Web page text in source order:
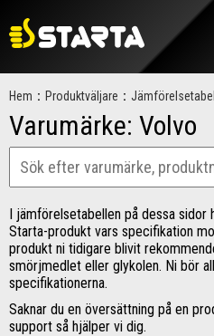
Hem : Produktväljare : Jämförelsetabell
Varumärke: Volvo
I jämförelsetabellen på dessa sidor
Starta-produkt vars specifikation
produkt ni tidigare blivit
smörjmedlet eller glykolen. Ni bör
specifikationerna.
Saknar du en översättning på en
support så hjälper vi dig.